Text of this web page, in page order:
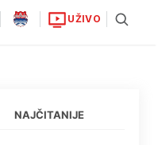
UŽIVO
NAJČITANIJE